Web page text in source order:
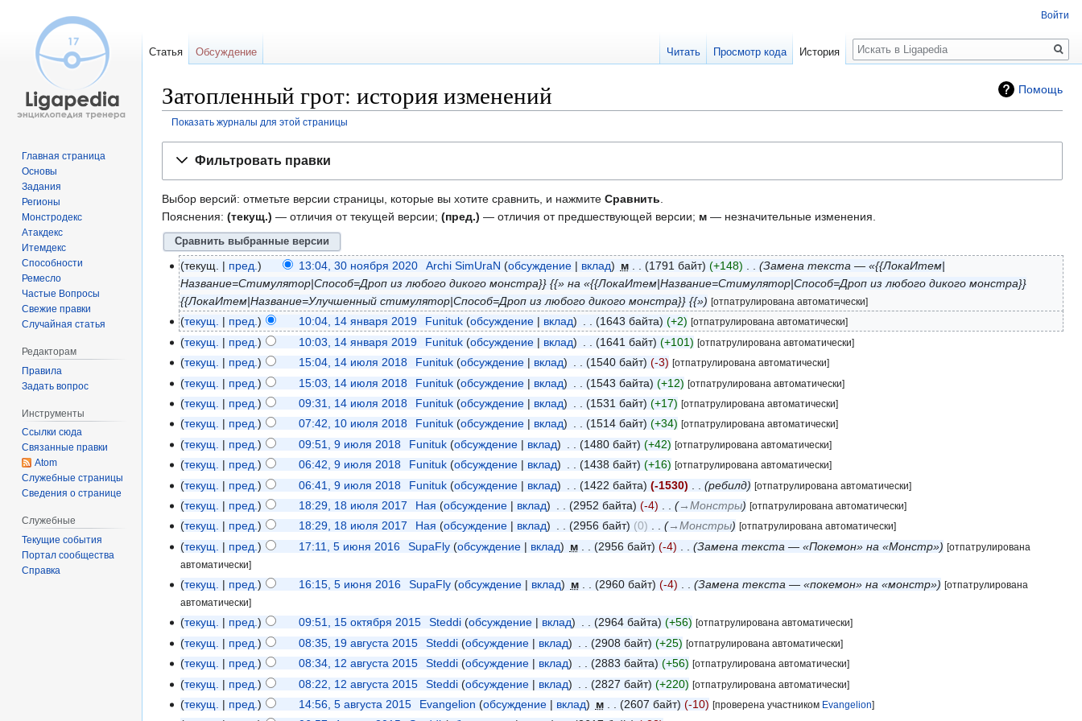
Помощь
Затопленный грот: история изменений
Показать журналы для этой страницы
Фильтровать правки
Выбор версий: отметьте версии страницы, которые вы хотите сравнить, и нажмите Сравнить
Пояснения: (текущ.) — отличия от текущей версии; (пред.) — отличия от предшествующей версии; м — незначительные изменения.
текущ. пред. 13:04, 30 ноября 2020 Archi SimUraN обсуждение вклад м 1791 байт +148
Замена текста — «{{ЛокаИтем|
Название=Стимулятор|Способ=Дроп из любого дикого монстра}} {{» на «{{ЛокаИтем|Название=Стимулятор|Способ=Дроп из любого дикого монстра}}
{{ЛокаИтем|Название=Улучшенный стимулятор|Способ=Дроп из любого дикого монстра}} {{»
[отпатрулирована автоматически]
текущ. пред. 10:04, 14 января 2019 Funituk обсуждение вклад 1643 байта +2 [отпатрулирована автоматически]
текущ. пред. 10:03, 14 января 2019 Funituk обсуждение вклад 1641 байт +101 [отпатрулирована автоматически]
текущ. пред. 15:04, 14 июля 2018 Funituk обсуждение вклад 1540 байт -3 [отпатрулирована автоматически]
текущ. пред. 15:03, 14 июля 2018 Funituk обсуждение вклад 1543 байта +12 [отпатрулирована автоматически]
текущ. пред. 09:31, 14 июля 2018 Funituk обсуждение вклад 1531 байт +17 [отпатрулирована автоматически]
текущ. пред. 07:42, 10 июля 2018 Funituk обсуждение вклад 1514 байт +34 [отпатрулирована автоматически]
текущ. пред. 09:51, 9 июля 2018 Funituk обсуждение вклад 1480 байт +42 [отпатрулирована автоматически]
текущ. пред. 06:42, 9 июля 2018 Funituk обсуждение вклад 1438 байт +16 [отпатрулирована автоматически]
текущ. пред. 06:41, 9 июля 2018 Funituk обсуждение вклад 1422 байта -1530 ребилд [отпатрулирована автоматически]
текущ. пред. 18:29, 18 июля 2017 Ная обсуждение вклад 2952 байта -4 →‎Монстры [отпатрулирована автоматически]
текущ. пред. 18:29, 18 июля 2017 Ная обсуждение вклад 2956 байт 0 →‎Монстры [отпатрулирована автоматически]
текущ. пред. 17:11, 5 июня 2016 SupaFly обсуждение вклад м 2956 байт -4 Замена текста — «Покемон» на «Монстр»
[отпатрулирована
автоматически]
текущ. пред. 16:15, 5 июня 2016 SupaFly обсуждение вклад м 2960 байт -4 Замена текста — «покемон» на «монстр»
[отпатрулирована
автоматически]
текущ. пред. 09:51, 15 октября 2015 Steddi обсуждение вклад 2964 байта +56 [отпатрулирована автоматически]
текущ. пред. 08:35, 19 августа 2015 Steddi обсуждение вклад 2908 байт +25 [отпатрулирована автоматически]
текущ. пред. 08:34, 12 августа 2015 Steddi обсуждение вклад 2883 байта +56 [отпатрулирована автоматически]
текущ. пред. 08:22, 12 августа 2015 Steddi обсуждение вклад 2827 байт +220 [отпатрулирована автоматически]
текущ. пред. 14:56, 5 августа 2015 Evangelion обсуждение вклад м 2607 байт -10 [проверена участником Evangelion]
Войти
Статья Обсуждение Читать Просмотр кода История
Поиск
Главная страница
Основы
Задания
Регионы
Монстродекс
Атакдекс
Итемдекс
Способности
Ремесло
Частые Вопросы
Свежие правки
Случайная статья
Редакторам
Правила
Задать вопрос
Инструменты
Ссылки сюда
Связанные правки
Atom
Служебные страницы
Сведения о странице
Служебные
Текущие события
Портал сообщества
Справка